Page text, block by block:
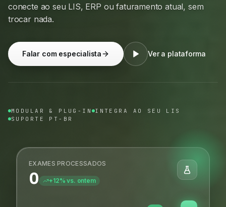
conecte ao seu LIS, ERP ou faturamento atual, sem
trocar nada.
Falar com especialista Ver a plataforma
MODULAR & PLUG-IN INTEGRA AO SEU LIS
SUPORTE PT-BR
EXAMES PROCESSADOS
0 +12% vs. ontem